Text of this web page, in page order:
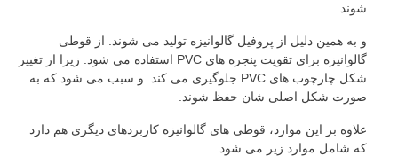
شوند
و به همین دلیل از پروفیل گالوانیزه تولید می شوند. از قوطی
گالوانیزه برای تقویت پنجره های PVC استفاده می شود. زیرا از تغییر
شکل چارچوب های PVC جلوگیری می کند. و سبب می شود که به
صورت شکل اصلی شان حفظ شوند.
علاوه بر این موارد، قوطی های گالوانیزه کاربردهای دیگری هم دارد
که شامل موارد زیر می شود.